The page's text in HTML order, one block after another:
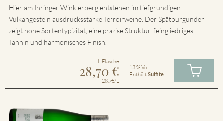
Hier am Ihringer Winklerberg entstehen im tiefgründigen
Vulkangestein ausdrucksstarke Terroirweine. Der Spätburgunder
zeigt hohe Sortentypizität, eine präzise Struktur, feingliedriges
Tannin und harmonisches Finish.
L Flasche
28,70 €
28.7€/L
13 % Vol
EnthältSulfite